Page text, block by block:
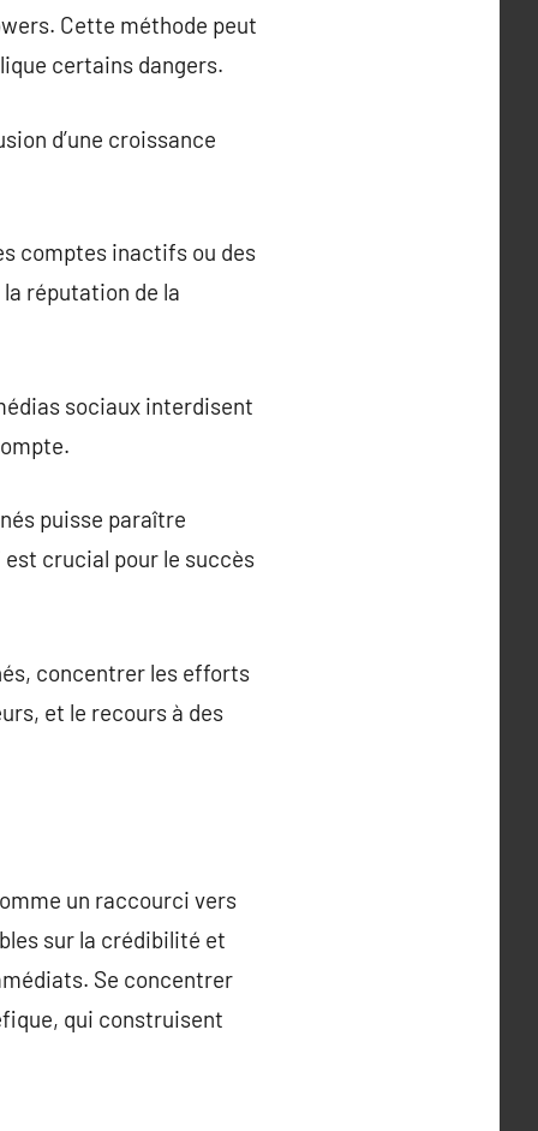
Cette méthode peut
certains dangers.
d’une croissance
comptes inactifs ou des
la réputation de la
sociaux interdisent
puisse paraître
crucial pour le succès
concentrer les efforts
et le recours à des
un raccourci vers
sur la crédibilité et
Se concentrer
qui construisent